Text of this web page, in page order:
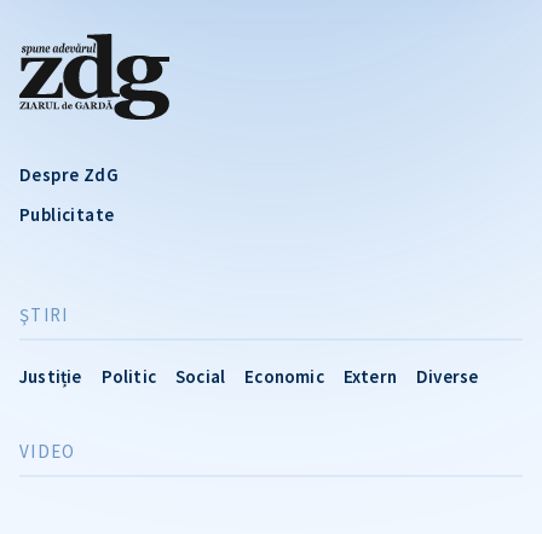
Despre ZdG
Publicitate
ŞTIRI
Justiție Politic Social Economic Extern Diverse
VIDEO